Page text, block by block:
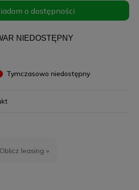
o dostępności
NIEDOSTĘPNY
Tymczasowo niedostępny
Oblicz leasing »